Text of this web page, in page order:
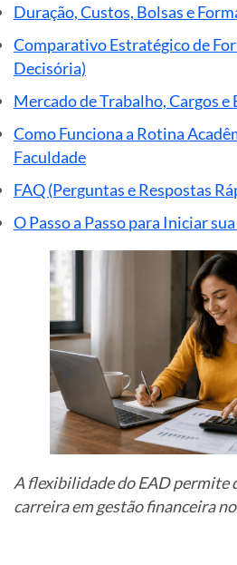
Duração, Custos, Bolsas e
Comparativo Estratégico de
Decisória)
Mercado de Trabalho, Cargos e
Como Funciona a Rotina
Faculdade
FAQ (Perguntas e Respostas
O Passo a Passo para Iniciar
A flexibilidade do EAD permite
carreira em gestão financeira